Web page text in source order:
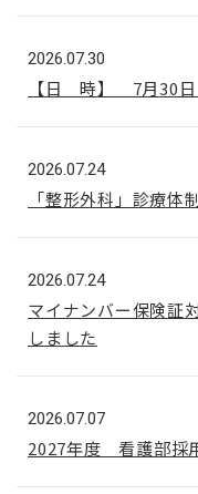
2026.07.30
【日 時】 7月30
2026.07.24
「整形外科」診療体
2026.07.24
マイナンバー保険証
しました
2026.07.07
2027年度 看護部採